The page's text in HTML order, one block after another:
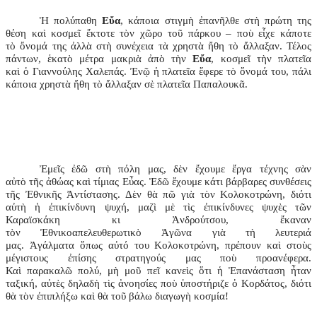
Ἡ πολύπαθηΕὔα, κάποια στιγμὴ ἐπανῆλθε στὴ πρώτη της
θέση καὶ κοσμεῖ ἔκτοτε τὸν χῶρο τοῦ πάρκου – ποὺ εἶχε κάποτε
τὸ ὄνομά της ἀλλὰ στὴ συνέχεια τὰ χρηστὰ ἤθη τὸ ἄλλαξαν. Τέλος
πάντων, ἑκατὸ μέτρα μακριὰ ἀπὸ τὴνΕὔα, κοσμεῖ τὴν πλατεῖα
καὶ ὁ Γιαννούλης Χαλεπάς. Ἐνῷ ἡ πλατεῖα ἔφερε τὸ ὄνομά του, πάλι
κάποια χρηστὰ ἤθη τὸ ἄλλαξαν σὲ πλατεῖα Παπαλουκᾶ.
Ἐμεῖς ἐδῶ στὴ πόλη μας, δὲν ἔχουμε ἔργα τέχνης σὰν
αὐτὸ τῆς ἀθώας καὶ τίμιας Εὖας. Ἐδῶ ἔχουμε κάτι βάρβαρες συνθέσεις
τῆς Ἐθνικῆς Ἀντίστασης. Δὲν θὰ πῶ γιὰ τὸν Κολοκοτρώνη, διότι
αὐτὴ ἡ ἐπικίνδυνη ψυχή, μαζὶ μὲ τὶς ἐπικίνδυνες ψυχὲς τῶν
Καραϊσκάκη κι Ἀνδρούτσου, ἔκαναν
τὸν Ἐθνικοαπελευθερωτικὸ Ἀγῶνα γιὰ τὴ λευτεριά
μας. Ἀγάλματα ὅπως αὐτό του Κολοκοτρώνη, πρέπουν καὶ στοὺς
μέγιστους ἐπίσης στρατηγούς μας ποὺ προανέφερα.
Καὶ παρακαλῶ πολύ, μὴ μοῦ πεῖ κανεὶς ὅτι ἡ Ἐπανάσταση ἦταν
ταξική, αὐτὲς δηλαδὴ τὶς ἀνοησίες ποὺ ὑποστήριζε ὁ Κορδάτος, διότι
θὰ τὸν ἐπιπλήξω καὶ θὰ τοῦ βάλω διαγωγὴ κοσμία!